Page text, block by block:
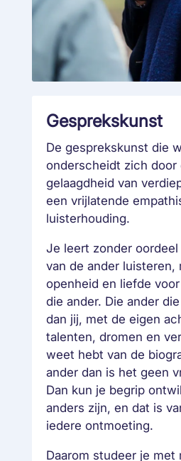
Gesprekskunst
De gesprekskunst die
onderscheidt zich door
gelaagdheid van
een vrijlatende
luisterhouding.
Je leert zonder oordeel
van de ander luisteren,
openheid en liefde
die ander. Die ander
dan jij, met de eigen
talenten, dromen en
weet hebt van de
ander dan is het geen
Dan kun je begrip
anders zijn, en dat is
iedere ontmoeting.
Daarom studeer je met